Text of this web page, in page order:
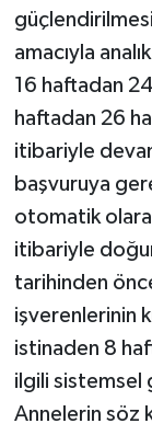
amacıyla
16 haftadan
haftadan 26
itibariyle
başvuruya
otomatik
itibariyle
tarihinden
işverenlerinin
istinaden 8
ilgili sistemsel
Annelerin söz